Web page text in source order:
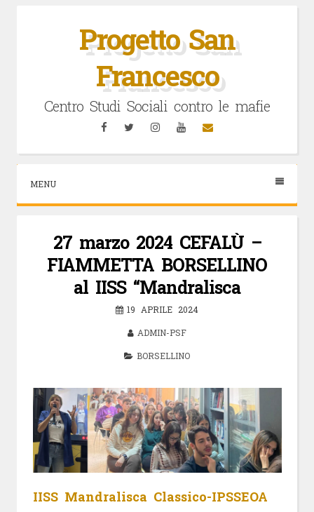
Progetto San
Francesco
Centro Studi Sociali contro le mafie
FacebookTwitterInstagramYouTubeEmail
MENU
27 marzo 2024 CEFALÙ –
FIAMMETTA BORSELLINO
al IISS “Mandralisca
19 APRILE 2024
ADMIN-PSF
BORSELLINO
IISS Mandralisca Classico-IPSSEOA